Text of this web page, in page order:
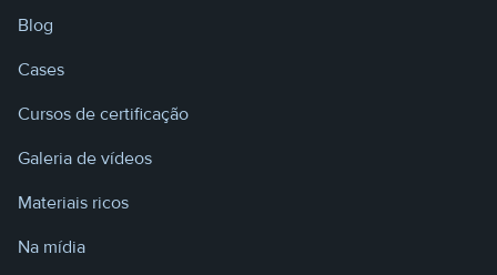
Blog
Cases
Cursos de certificação
Galeria de vídeos
Materiais ricos
Na mídia